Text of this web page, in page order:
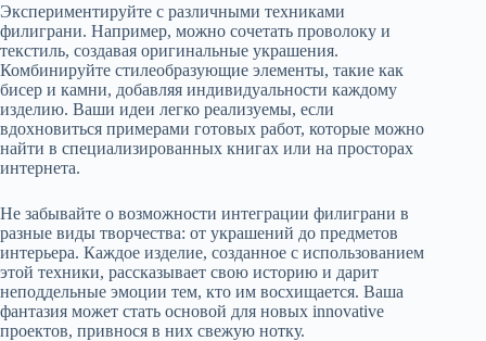
Экспериментируйте с различными техниками
филиграни. Например, можно сочетать проволоку и
текстиль, создавая оригинальные украшения.
Комбинируйте стилеобразующие элементы, такие как
бисер и камни, добавляя индивидуальности каждому
изделию. Ваши идеи легко реализуемы, если
вдохновиться примерами готовых работ, которые можно
найти в специализированных книгах или на просторах
интернета.
Не забывайте о возможности интеграции филиграни в
разные виды творчества: от украшений до предметов
интерьера. Каждое изделие, созданное с использованием
этой техники, рассказывает свою историю и дарит
неподдельные эмоции тем, кто им восхищается. Ваша
фантазия может стать основой для новых innovative
проектов, привнося в них свежую нотку.